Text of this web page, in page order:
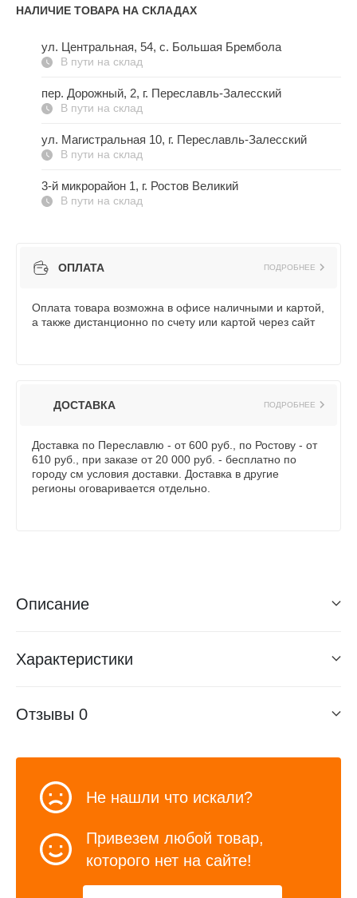
НАЛИЧИЕ ТОВАРА НА СКЛАДАХ
ул. Центральная, 54, c. Большая Брембола
В пути на склад
пер. Дорожный, 2, г. Переславль-Залесский
В пути на склад
ул. Магистральная 10, г. Переславль-Залесский
В пути на склад
3-й микрорайон 1, г. Ростов Великий
В пути на склад
ОПЛАТА ПОДРОБНЕЕ
Оплата товара возможна в офисе наличными и картой,
а также дистанционно по счету или картой через сайт
ДОСТАВКА ПОДРОБНЕЕ
Доставка по Переславлю - от 600 руб., по Ростову - от
610 руб., при заказе от 20 000 руб. - бесплатно по
городу см условия доставки. Доставка в другие
регионы оговаривается отдельно.
Описание
Характеристики
Отзывы 0
Не нашли что искали?
Привезем любой товар,
которого нет на сайте!